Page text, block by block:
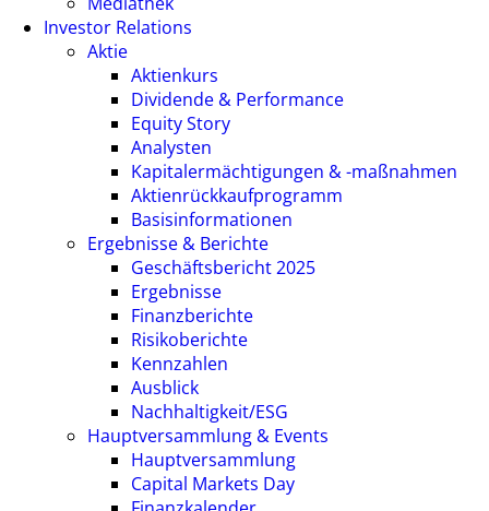
Investor Relations
Aktie
Aktienkurs
Dividende & Performance
Equity Story
Analysten
Kapitalermächtigungen & -maßnahmen
Aktienrückkaufprogramm
Basisinformationen
Ergebnisse & Berichte
Geschäftsbericht 2025
Ergebnisse
Finanzberichte
Risikoberichte
Kennzahlen
Ausblick
Nachhaltigkeit/ESG
Hauptversammlung & Events
Hauptversammlung
Capital Markets Day